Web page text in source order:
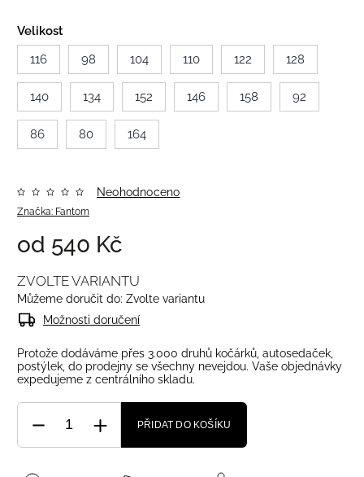
Velikost
116
98 104 110 122 128
140 134 152 146 158 92
86 80 164
Značka: Fantom
Neohodnoceno
od 540 Kč
ZVOLTE VARIANTU
Můžeme doručit do: Zvolte variantu
Možnosti doručení
Protože dodáváme přes 3.000 druhů kočárků, autosedaček,
postýlek, do prodejny se všechny nevejdou. Vaše objednávky
expedujeme z centrálního skladu.
PŘIDAT DO KOŠÍKU